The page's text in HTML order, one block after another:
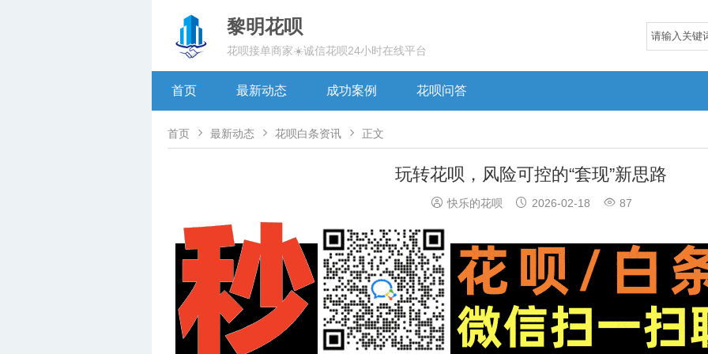
黎明花呗
花呗接单商家☀️诚信花呗24小时在线平台
首页 最新动态 成功案例 花呗问答
首页  最新动态  花呗白条资讯  正文
玩转花呗，风险可控的“套现”新思路
 快乐的花呗  2026-02-18  87